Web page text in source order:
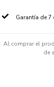
Garantía de 7
Al comprar el
de